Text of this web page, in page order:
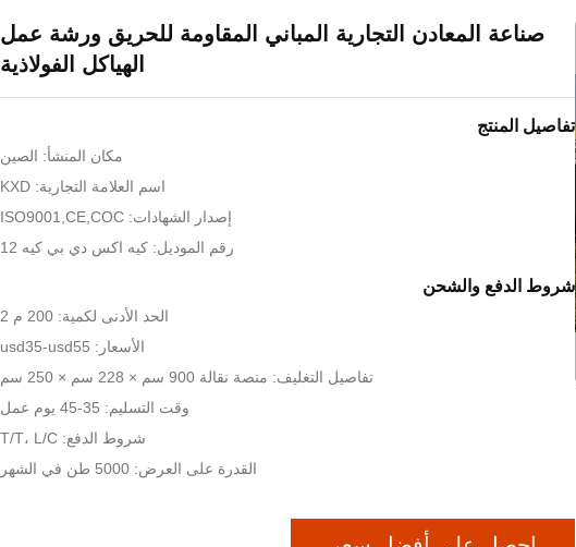
صناعة المعادن التجارية المباني المقاومة للحريق ورشة عمل
الهياكل الفولاذية
تفاصيل المنتج
مكان المنشأ: الصين
اسم العلامة التجارية: KXD
إصدار الشهادات: ISO9001,CE,COC
رقم الموديل: كيه اكس دي بي كيه 12
شروط الدفع والشحن
الحد الأدنى لكمية: 200 م 2
الأسعار: usd35-usd55
تفاصيل التغليف: منصة نقالة 900 سم × 228 سم × 250 سم
وقت التسليم: 35-45 يوم عمل
شروط الدفع: T/T، L/C
القدرة على العرض: 5000 طن في الشهر